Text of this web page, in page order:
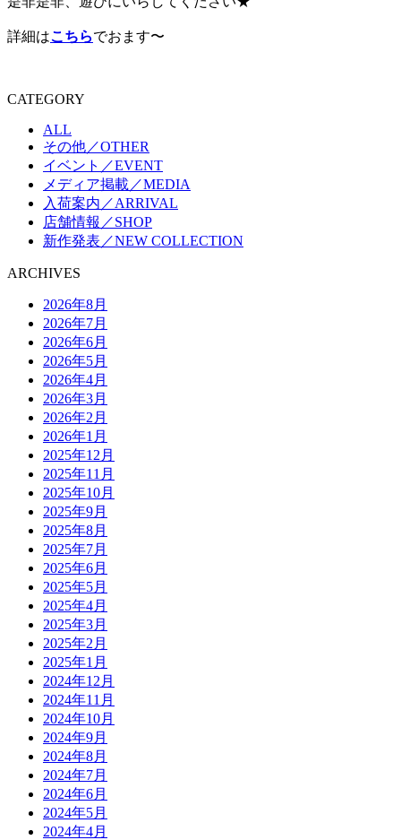
詳細はこちらでおます〜
CATEGORY
ALL
その他／OTHER
イベント／EVENT
メディア掲載／MEDIA
入荷案内／ARRIVAL
店舗情報／SHOP
新作発表／NEW COLLECTION
ARCHIVES
2026年8月
2026年7月
2026年6月
2026年5月
2026年4月
2026年3月
2026年2月
2026年1月
2025年12月
2025年11月
2025年10月
2025年9月
2025年8月
2025年7月
2025年6月
2025年5月
2025年4月
2025年3月
2025年2月
2025年1月
2024年12月
2024年11月
2024年10月
2024年9月
2024年8月
2024年7月
2024年6月
2024年5月
2024年4月